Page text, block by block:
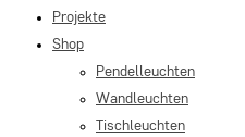
Projekte
Shop
Pendelleuchten
Wandleuchten
Tischleuchten